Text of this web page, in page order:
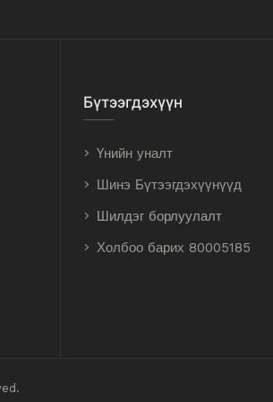
Бүтээгдэхүүн
Үнийн уналт
Шинэ Бүтээгдэхүүнүүд
Шилдэг борлуулалт
Холбоо барих 80005185